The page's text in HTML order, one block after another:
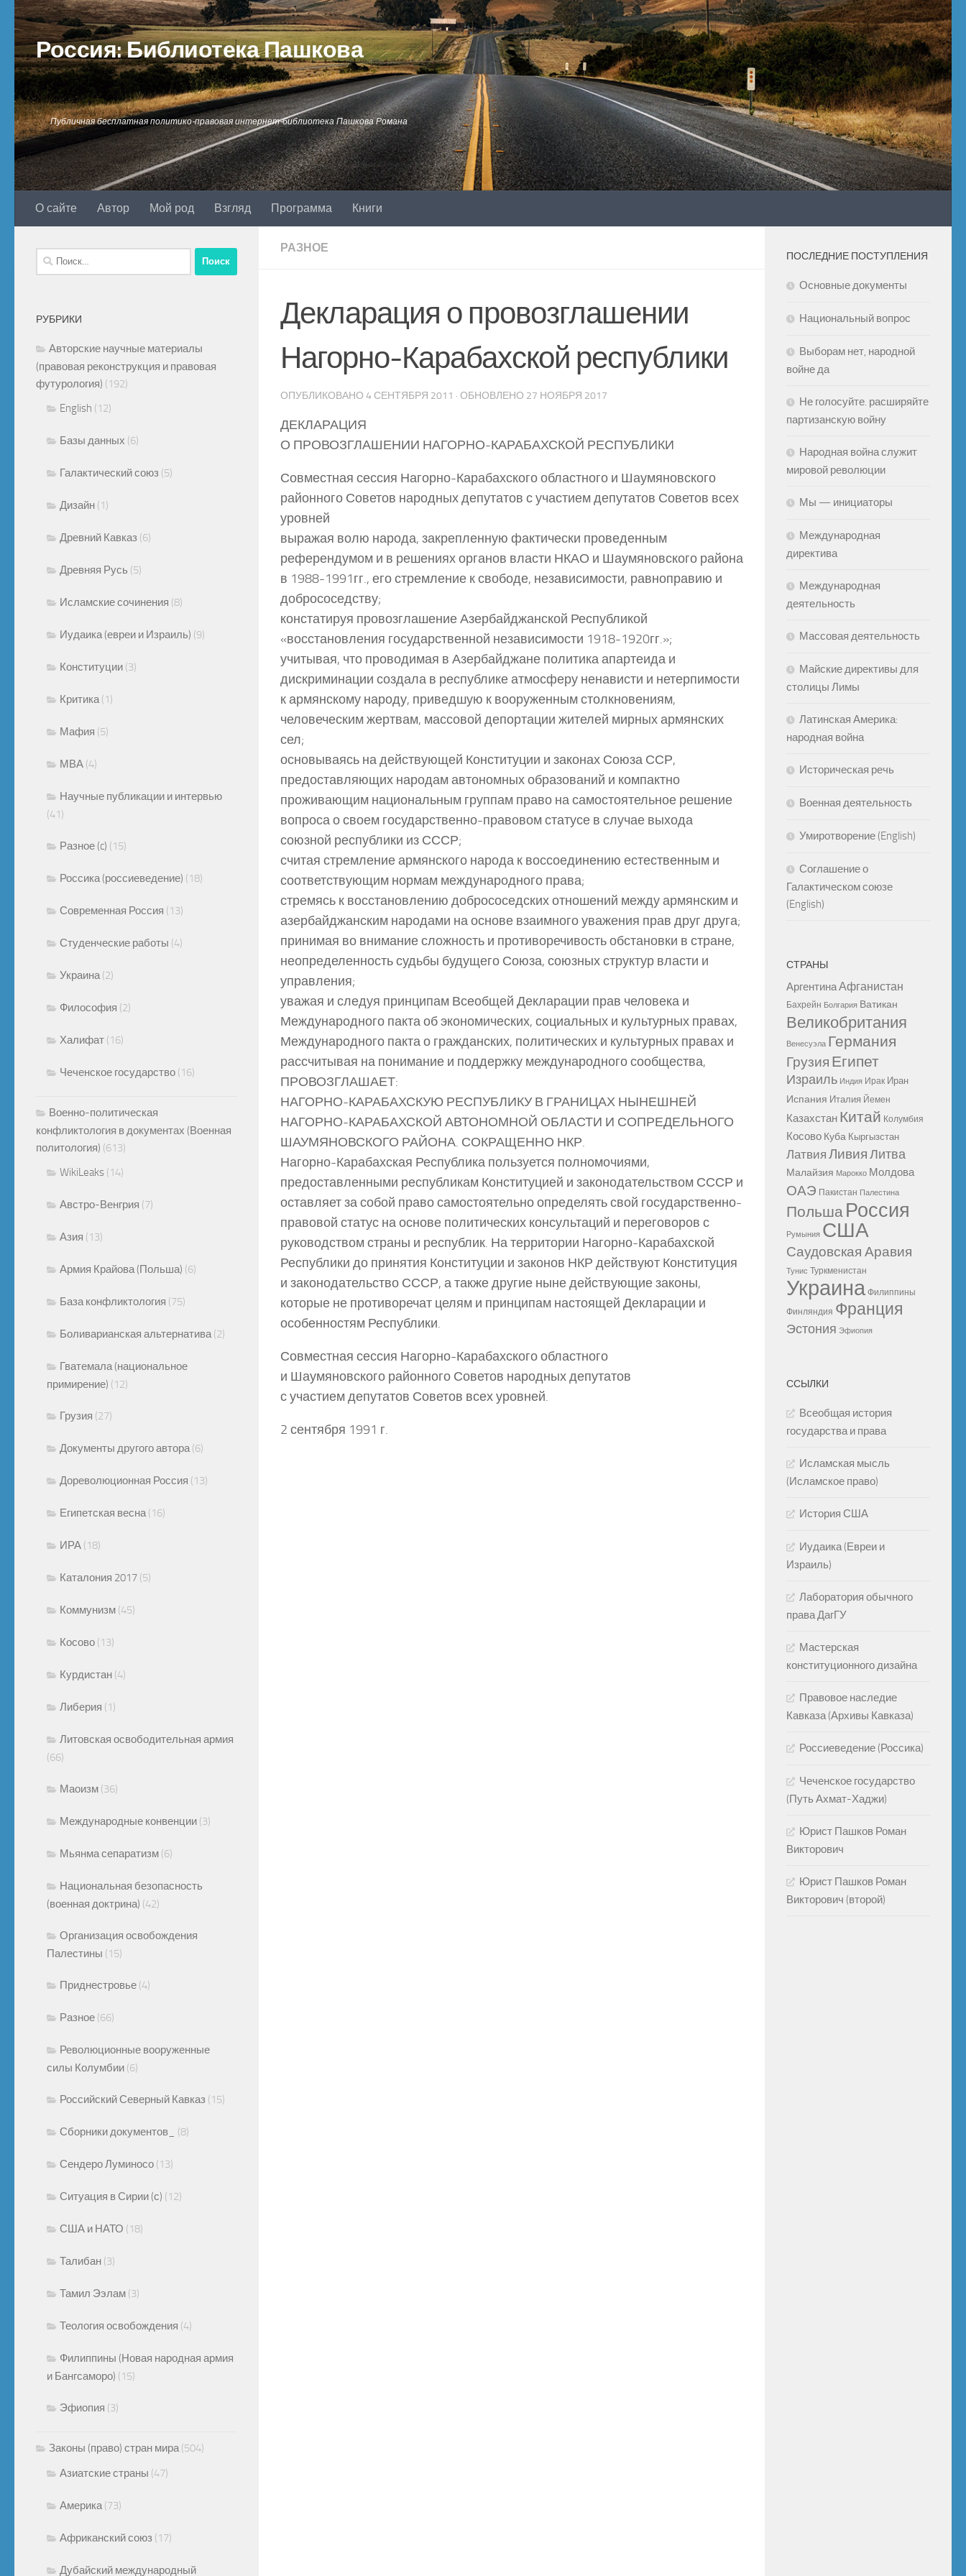
Перейти к содержимому
Россия: Библиотека Пашкова
Публичная бесплатная политико-правовая интернет-библиотека Пашкова Романа
О сайте Автор Мой род Взгляд Программа Книги
РАЗНОЕ
Декларация о провозглашении
Нагорно-Карабахской республики
ОПУБЛИКОВАНО 4 СЕНТЯБРЯ 2011 · ОБНОВЛЕНО 27 НОЯБРЯ 2017
ДЕКЛАРАЦИЯ
О ПРОВОЗГЛАШЕНИИ НАГОРНО-КАРАБАХСКОЙ РЕСПУБЛИКИ
Совместная сессия Нагорно-Карабахского областного и Шаумяновского
районного Советов народных депутатов с участием депутатов Советов всех
уровней
выражая волю народа, закрепленную фактически проведенным
референдумом и в решениях органов власти НКАО и Шаумяновского района
в 1988-1991гг., его стремление к свободе, независимости, равноправию и
добрососедству;
констатируя провозглашение Азербайджанской Республикой
«восстановления государственной независимости 1918-1920гг.»;
учитывая, что проводимая в Азербайджане политика апартеида и
дискриминации создала в республике атмосферу ненависти и нетерпимости
к армянскому народу, приведшую к вооруженным столкновениям,
человеческим жертвам, массовой депортации жителей мирных армянских
сел;
основываясь на действующей Конституции и законах Союза ССР,
предоставляющих народам автономных образований и компактно
проживающим национальным группам право на самостоятельное решение
вопроса о своем государственно-правовом статусе в случае выхода
союзной республики из СССР;
считая стремление армянского народа к воссоединению естественным и
соответствующим нормам международного права;
стремясь к восстановлению добрососедских отношений между армянским и
азербайджанским народами на основе взаимного уважения прав друг друга;
принимая во внимание сложность и противоречивость обстановки в стране,
неопределенность судьбы будущего Союза, союзных структур власти и
управления;
уважая и следуя принципам Всеобщей Декларации прав человека и
Международного пакта об экономических, социальных и культурных правах,
Международного пакта о гражданских, политических и культурных правах и
рассчитывая на понимание и поддержку международного сообщества,
ПРОВОЗГЛАШАЕТ:
НАГОРНО-КАРАБАХСКУЮ РЕСПУБЛИКУ В ГРАНИЦАХ НЫНЕШНЕЙ
НАГОРНО-КАРАБАХСКОЙ АВТОНОМНОЙ ОБЛАСТИ И СОПРЕДЕЛЬНОГО
ШАУМЯНОВСКОГО РАЙОНА. СОКРАЩЕННО НКР.
Нагорно-Карабахская Республика пользуется полномочиями,
предоставленными республикам Конституцией и законодательством СССР и
оставляет за собой право самостоятельно определять свой государственно-
правовой статус на основе политических консультаций и переговоров с
руководством страны и республик. На территории Нагорно-Карабахской
Республики до принятия Конституции и законов НКР действуют Конституция
и законодательство СССР, а также другие ныне действующие законы,
которые не противоречат целям и принципам настоящей Декларации и
особенностям Республики.
Совместная сессия Нагорно-Карабахского областного
и Шаумяновского районного Советов народных депутатов
с участием депутатов Советов всех уровней.
2 сентября 1991 г.
Найти:
РУБРИКИ
Авторские научные материалы
(правовая реконструкция и правовая
футурология) (192)
English (12)
Базы данных (6)
Галактический союз (5)
Дизайн (1)
Древний Кавказ (6)
Древняя Русь (5)
Исламские сочинения (8)
Иудаика (евреи и Израиль) (9)
Конституции (3)
Критика (1)
Мафия (5)
МВА (4)
Научные публикации и интервью
(41)
Разное (c) (15)
Россика (россиеведение) (18)
Современная Россия (13)
Студенческие работы (4)
Украина (2)
Философия (2)
Халифат (16)
Чеченское государство (16)
Военно-политическая
конфликтология в документах (Военная
политология) (613)
WikiLeaks (14)
Австро-Венгрия (7)
Азия (13)
Армия Крайова (Польша) (6)
База конфликтология (75)
Боливарианская альтернатива (2)
Гватемала (национальное
примирение) (12)
Грузия (27)
Документы другого автора (6)
Дореволюционная Россия (13)
Египетская весна (16)
ИРА (18)
Каталония 2017 (5)
Коммунизм (45)
Косово (13)
Курдистан (4)
Либерия (1)
Литовская освободительная армия
(66)
Маоизм (36)
Международные конвенции (3)
Мьянма сепаратизм (6)
Национальная безопасность
(военная доктрина) (42)
Организация освобождения
Палестины (15)
Приднестровье (4)
Разное (66)
Революционные вооруженные
силы Колумбии (6)
Российский Северный Кавказ (15)
Сборники документов_ (8)
Сендеро Луминосо (13)
Ситуация в Сирии (с) (12)
США и НАТО (18)
Талибан (3)
Тамил Ээлам (3)
Теология освобождения (4)
Филиппины (Новая народная армия
и Бангсаморо) (15)
Эфиопия (3)
Законы (право) стран мира (504)
Азиатские страны (47)
Америка (73)
Африканский союз (17)
Дубайский международный
ПОСЛЕДНИЕ ПОСТУПЛЕНИЯ
Основные документы
Национальный вопрос
Выборам нет, народной
войне да
Не голосуйте. расширяйте
партизанскую войну
Народная война служит
мировой революции
Мы — инициаторы
Международная
директива
Международная
деятельность
Массовая деятельность
Майские директивы для
столицы Лимы
Латинская Америка:
народная война
Историческая речь
Военная деятельность
Умиротворение (English)
Соглашение о
Галактическом союзе
(English)
СТРАНЫ
АргентинаАфганистан
Бахрейн Болгария Ватикан
Великобритания
Венесуэла Германия
Грузия Египет
Израиль Индия Ирак Иран
Испания Италия Йемен
Казахстан Китай Колумбия
Косово Куба Кыргызстан
Латвия ЛивияЛитва
Малайзия Марокко Молдова
ОАЭ Пакистан Палестина
Польша Россия
Румыния США
Саудовская Аравия
Тунис Туркменистан
Украина Филиппины
Финляндия Франция
Эстония Эфиопия
ССЫЛКИ
Всеобщая история
государства и права
Исламская мысль
(Исламское право)
История США
Иудаика (Евреи и
Израиль)
Лаборатория обычного
права ДагГУ
Мастерская
конституционного дизайна
Правовое наследие
Кавказа (Архивы Кавказа)
Россиеведение (Россика)
Чеченское государство
(Путь Ахмат-Хаджи)
Юрист Пашков Роман
Викторович
Юрист Пашков Роман
Викторович (второй)